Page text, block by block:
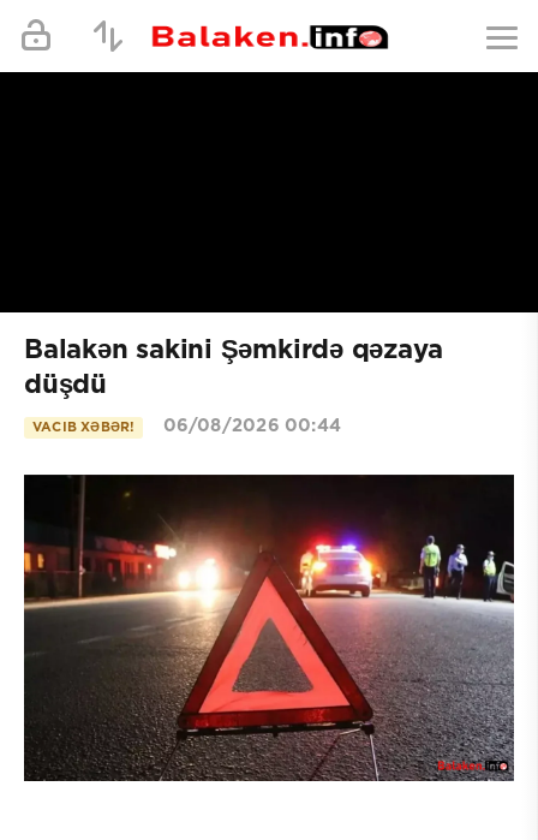
Balakən sakini Şəmkirdə qəzaya
düşdü
VACIB XƏBƏR! 06/08/2026 00:44